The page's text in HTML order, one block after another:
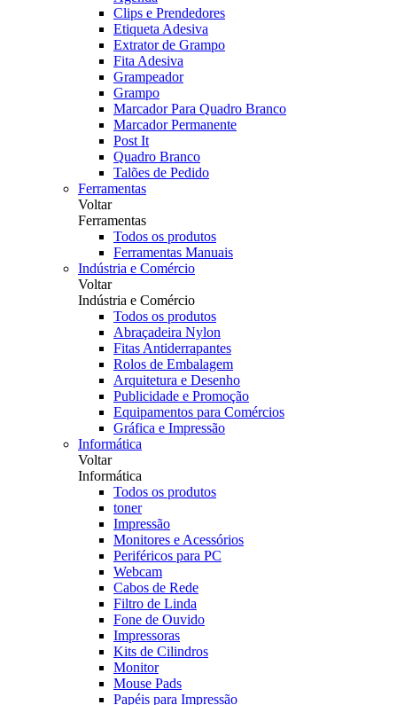
Clips e Prendedores
Etiqueta Adesiva
Extrator de Grampo
Fita Adesiva
Grampeador
Grampo
Marcador Para Quadro Branco
Marcador Permanente
Post It
Quadro Branco
Talões de Pedido
Ferramentas
Voltar
Ferramentas
Todos os produtos
Ferramentas Manuais
Indústria e Comércio
Voltar
Indústria e Comércio
Todos os produtos
Abraçadeira Nylon
Fitas Antiderrapantes
Rolos de Embalagem
Arquitetura e Desenho
Publicidade e Promoção
Equipamentos para Comércios
Gráfica e Impressão
Informática
Voltar
Informática
Todos os produtos
toner
Impressão
Monitores e Acessórios
Periféricos para PC
Webcam
Cabos de Rede
Filtro de Linda
Fone de Ouvido
Impressoras
Kits de Cilindros
Monitor
Mouse Pads
Papéis para Impressão